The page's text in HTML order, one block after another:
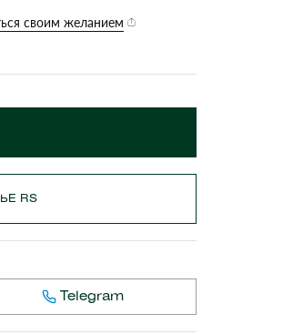
своим желанием
RS
Telegram